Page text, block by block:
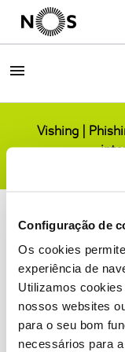
Configuração de
Os cookies
experiência de
Utilizamos
nossos websites
para o seu bom
necessários para
Vishing |
Condições do